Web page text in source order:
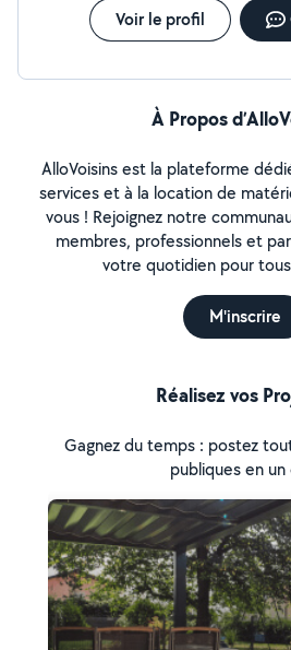
Voir le profil
À Propos
AlloVoisins est la plateforme
services et à la location de
vous ! Rejoignez notre
membres, professionnels et
votre quotidien pour
M'inscrire
Réalisez vos
Gagnez du temps : postez
publiques en un